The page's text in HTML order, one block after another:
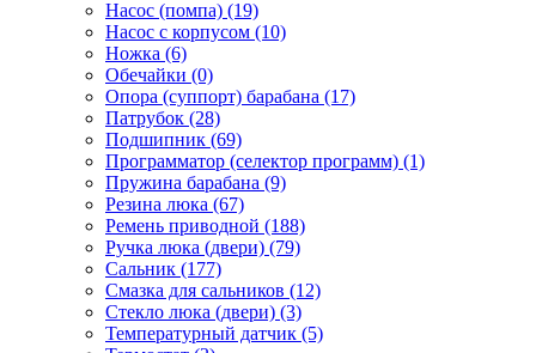
Насос (помпа) (19)
Насос c корпусом (10)
Ножка (6)
Обечайки (0)
Опора (суппорт) барабана (17)
Патрубок (28)
Подшипник (69)
Программатор (селектор программ) (1)
Пружина барабана (9)
Резина люка (67)
Ремень приводной (188)
Ручка люка (двери) (79)
Сальник (177)
Смазка для сальников (12)
Стекло люка (двери) (3)
Температурный датчик (5)